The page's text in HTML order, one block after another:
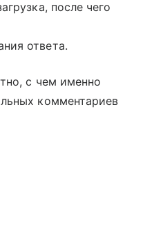
после чего
ответа.
с чем именно
комментариев